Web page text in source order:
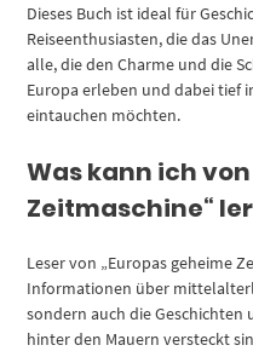
Dieses Buch ist ideal für
Reiseenthusiasten, die das
alle, die den Charme und die
Europa erleben und dabei tief
eintauchen möchten.
Was kann ich
Zeitmaschine“
Leser von „Europas geheime
Informationen über
sondern auch die
hinter den Mauern versteckt